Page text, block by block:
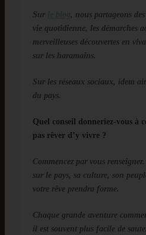
Sur
, nous partageons
vie quotidienne, les démarches
merveilleuses découvertes en
sur les haramains.
Sur les réseaux sociaux, idem
du pays.
Quel conseil donneriez-vous à
pas rêver d’y vivre ?
Commencez par vous
sur le pays, sa culture, son
votre rêve prendra forme.
Chaque grande aventure
il est souvent plus facile de